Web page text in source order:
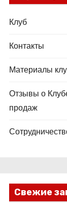
Клуб
Контакты
Материалы
Отзывы о
продаж
Свежие